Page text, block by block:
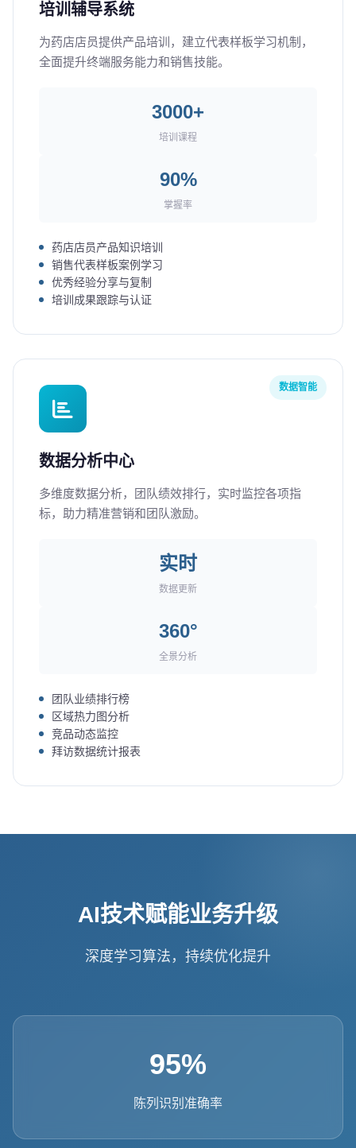
培训辅导系统
为药店店员提供产品培训，建立代表样板学习机制，
全面提升终端服务能力和销售技能。
3000+
培训课程
90%
掌握率
药店店员产品知识培训
销售代表样板案例学习
优秀经验分享与复制
培训成果跟踪与认证
数据智能
数据分析中心
多维度数据分析，团队绩效排行，实时监控各项指
标，助力精准营销和团队激励。
实时
数据更新
360°
全景分析
团队业绩排行榜
区域热力图分析
竞品动态监控
拜访数据统计报表
AI技术赋能业务升级
深度学习算法，持续优化提升
95%
陈列识别准确率